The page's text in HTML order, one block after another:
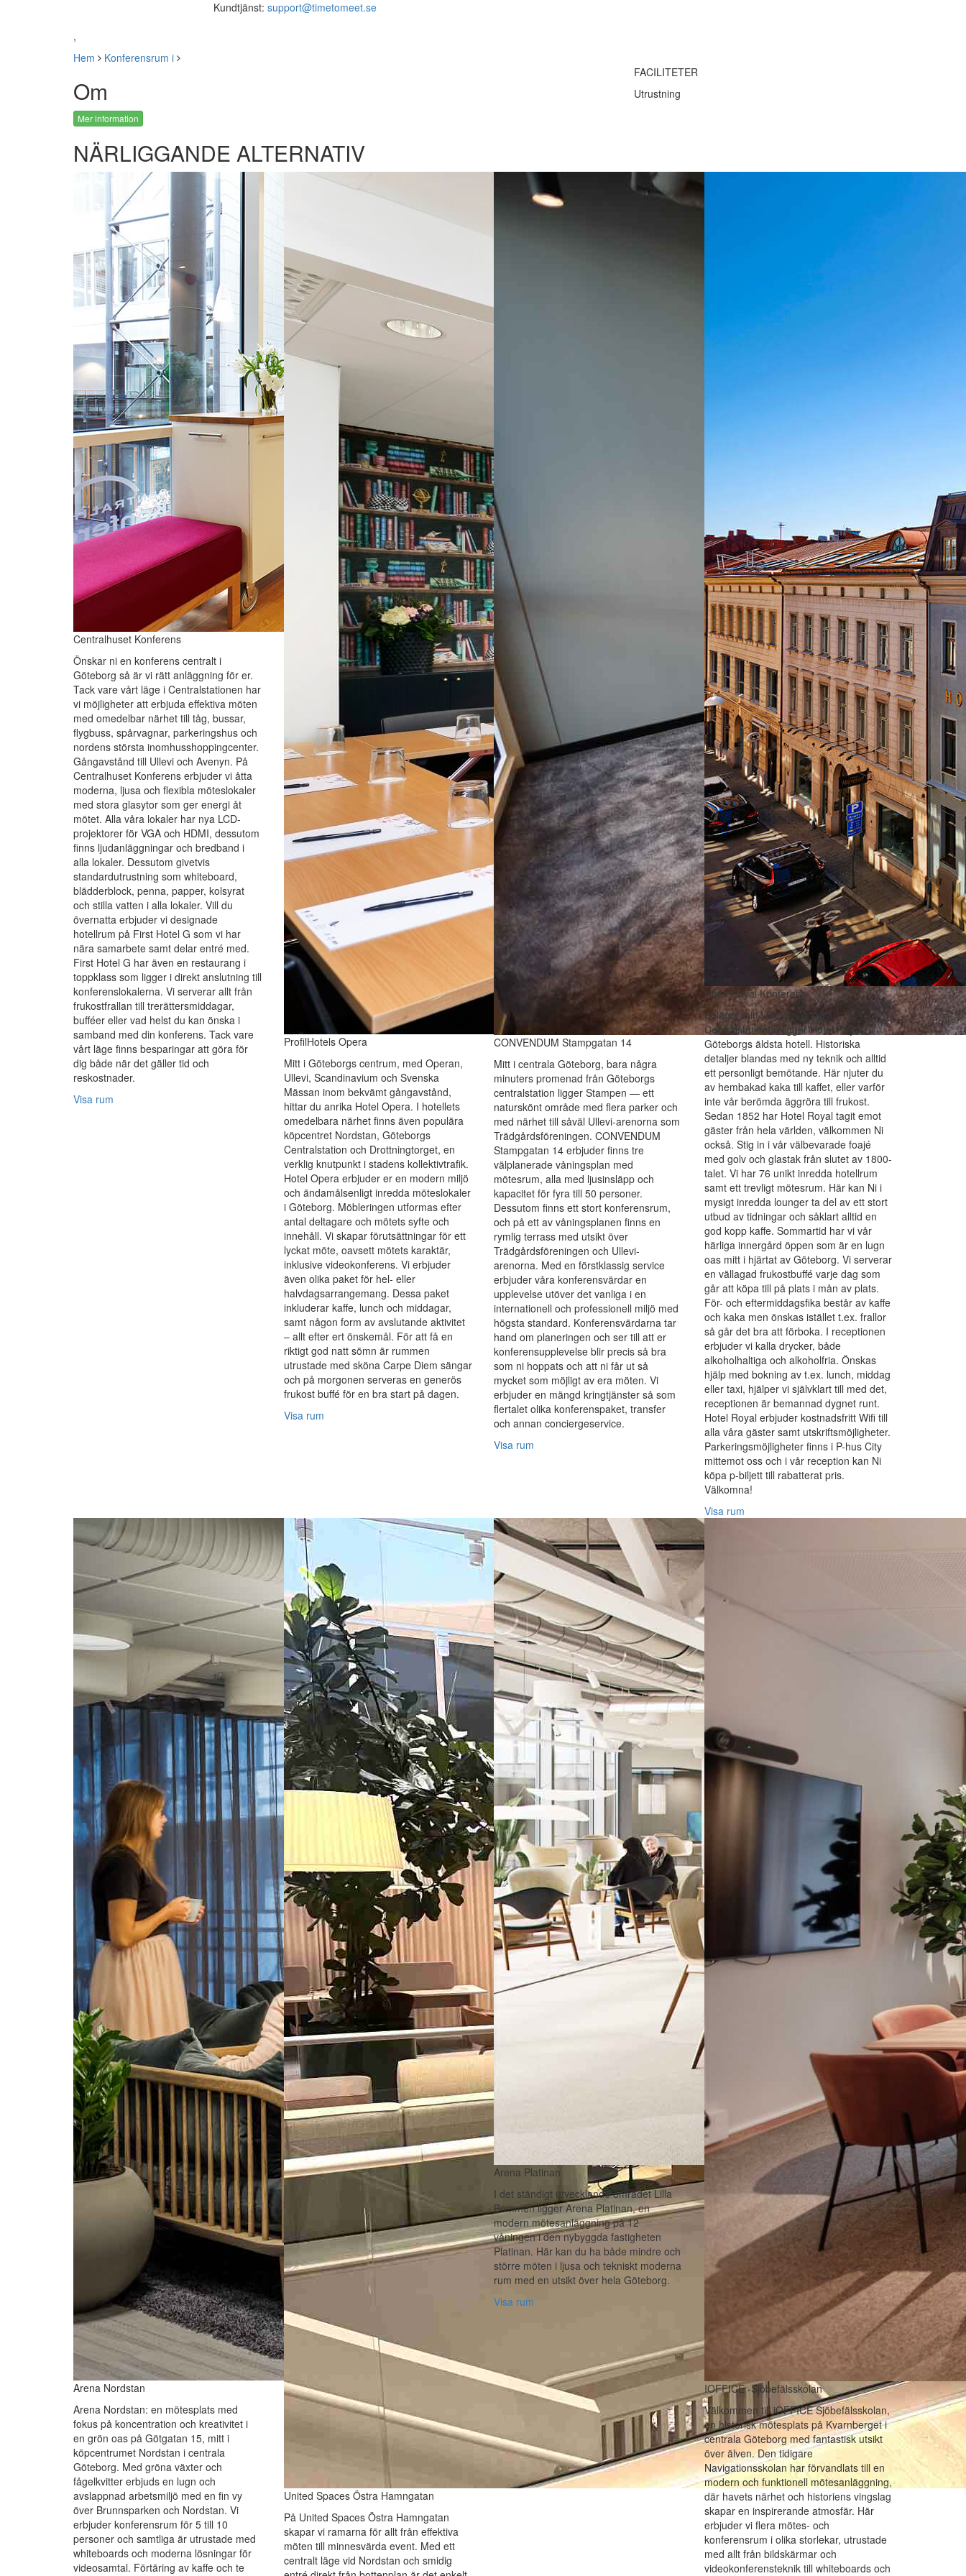
Kundtjänst: support@timetomeet.se
,
Hem
Konferensrum i
Om
Mer information
FACILITETER
Utrustning
NÄRLIGGANDE ALTERNATIV
Centralhuset Konferens
Önskar ni en konferens centralt i
Göteborg så är vi rätt anläggning för er.
Tack vare vårt läge i Centralstationen har
vi möjligheter att erbjuda effektiva möten
med omedelbar närhet till tåg, bussar,
flygbuss, spårvagnar, parkeringshus och
nordens största inomhusshoppingcenter.
Gångavstånd till Ullevi och Avenyn. På
Centralhuset Konferens erbjuder vi åtta
moderna, ljusa och flexibla möteslokaler
med stora glasytor som ger energi åt
mötet. Alla våra lokaler har nya LCD-
projektorer för VGA och HDMI, dessutom
finns ljudanläggningar och bredband i
alla lokaler. Dessutom givetvis
standardutrustning som whiteboard,
blädderblock, penna, papper, kolsyrat
och stilla vatten i alla lokaler. Vill du
övernatta erbjuder vi designade
hotellrum på First Hotel G som vi har
nära samarbete samt delar entré med.
First Hotel G har även en restaurang i
toppklass som ligger i direkt anslutning till
konferenslokalerna. Vi serverar allt från
frukostfrallan till trerättersmiddagar,
bufféer eller vad helst du kan önska i
samband med din konferens. Tack vare
vårt läge finns besparingar att göra för
dig både när det gäller tid och
reskostnader.
Visa rum
ProfilHotels Opera
Mitt i Göteborgs centrum, med Operan,
Ullevi, Scandinavium och Svenska
Mässan inom bekvämt gångavstånd,
hittar du anrika Hotel Opera. I hotellets
omedelbara närhet finns även populära
köpcentret Nordstan, Göteborgs
Centralstation och Drottningtorget, en
verklig knutpunkt i stadens kollektivtrafik.
Hotel Opera erbjuder er en modern miljö
och ändamålsenligt inredda möteslokaler
i Göteborg. Möbleringen utformas efter
antal deltagare och mötets syfte och
innehåll. Vi skapar förutsättningar för ett
lyckat möte, oavsett mötets karaktär,
inklusive videokonferens. Vi erbjuder
även olika paket för hel- eller
halvdagsarrangemang. Dessa paket
inkluderar kaffe, lunch och middagar,
samt någon form av avslutande aktivitet
– allt efter ert önskemål. För att få en
riktigt god natt sömn är rummen
utrustade med sköna Carpe Diem sängar
och på morgonen serveras en generös
frukost buffé för en bra start på dagen.
Visa rum
CONVENDUM Stampgatan 14
Mitt i centrala Göteborg, bara några
minuters promenad från Göteborgs
centralstation ligger Stampen — ett
naturskönt område med flera parker och
med närhet till såväl Ullevi-arenorna som
Trädgårdsföreningen. CONVENDUM
Stampgatan 14 erbjuder finns tre
välplanerade våningsplan med
mötesrum, alla med ljusinsläpp och
kapacitet för fyra till 50 personer.
Dessutom finns ett stort konferensrum,
och på ett av våningsplanen finns en
rymlig terrass med utsikt över
Trädgårdsföreningen och Ullevi-
arenorna. Med en förstklassig service
erbjuder våra konferensvärdar en
upplevelse utöver det vanliga i en
internationell och professionell miljö med
högsta standard. Konferensvärdarna tar
hand om planeringen och ser till att er
konferensupplevelse blir precis så bra
som ni hoppats och att ni får ut så
mycket som möjligt av era möten. Vi
erbjuder en mängd kringtjänster så som
flertalet olika konferenspaket, transfer
och annan conciergeservice.
Visa rum
Hotel Royal Konferens
Beläget mitt i Göteborg nära
Centralstationen ligger Hotel Royal,
Göteborgs äldsta hotell. Historiska
detaljer blandas med ny teknik och alltid
ett personligt bemötande. Här njuter du
av hembakad kaka till kaffet, eller varför
inte vår berömda äggröra till frukost.
Sedan 1852 har Hotel Royal tagit emot
gäster från hela världen, välkommen Ni
också. Stig in i vår välbevarade foajé
med golv och glastak från slutet av 1800-
talet. Vi har 76 unikt inredda hotellrum
samt ett trevligt mötesrum. Här kan Ni i
mysigt inredda lounger ta del av ett stort
utbud av tidningar och såklart alltid en
god kopp kaffe. Sommartid har vi vår
härliga innergård öppen som är en lugn
oas mitt i hjärtat av Göteborg. Vi serverar
en vällagad frukostbuffé varje dag som
går att köpa till på plats i mån av plats.
För- och eftermiddagsfika består av kaffe
och kaka men önskas istället t.ex. frallor
så går det bra att förboka. I receptionen
erbjuder vi kalla drycker, både
alkoholhaltiga och alkoholfria. Önskas
hjälp med bokning av t.ex. lunch, middag
eller taxi, hjälper vi självklart till med det,
receptionen är bemannad dygnet runt.
Hotel Royal erbjuder kostnadsfritt Wifi till
alla våra gäster samt utskriftsmöjligheter.
Parkeringsmöjligheter finns i P-hus City
mittemot oss och i vår reception kan Ni
köpa p-biljett till rabatterat pris.
Välkomna!
Visa rum
Arena Nordstan
Arena Nordstan: en mötesplats med
fokus på koncentration och kreativitet i
en grön oas på Götgatan 15, mitt i
köpcentrumet Nordstan i centrala
Göteborg. Med gröna växter och
fågelkvitter erbjuds en lugn och
avslappnad arbetsmiljö med en fin vy
över Brunnsparken och Nordstan. Vi
erbjuder konferensrum för 5 till 10
personer och samtliga är utrustade med
whiteboards och moderna lösningar för
videosamtal. Förtäring av kaffe och te
United Spaces Östra Hamngatan
På United Spaces Östra Hamngatan
skapar vi ramarna för allt från effektiva
möten till minnesvärda event. Med ett
centralt läge vid Nordstan och smidig
Arena Platinan
I det ständigt utvecklande området Lilla
Bommen ligger Arena Platinan, en
modern mötesanläggning på 12
våningen i den nybyggda fastigheten
Platinan. Här kan du ha både mindre och
större möten i ljusa och tekniskt moderna
rum med en utsikt över hela Göteborg.
Visa rum
IOFFICE -Sjöbefälsskolan
Välkommen till iOFFICE Sjöbefälsskolan,
en historisk mötesplats på Kvarnberget i
centrala Göteborg med fantastisk utsikt
över älven. Den tidigare
Navigationsskolan har förvandlats till en
modern och funktionell mötesanläggning,
där havets närhet och historiens vingslag
skapar en inspirerande atmosfär. Här
erbjuder vi flera mötes- och
konferensrum i olika storlekar, utrustade
med allt från bildskärmar och
videokonferensteknik till whiteboards och